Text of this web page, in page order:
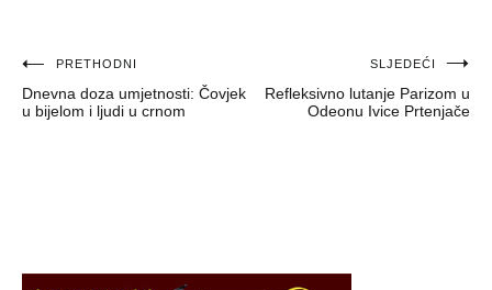
Navigacija
objava
PRETHODNI
Dnevna doza umjetnosti: Čovjek
u bijelom i ljudi u crnom
SLJEDEĆI
Refleksivno lutanje Parizom u
Odeonu Ivice Prtenjače